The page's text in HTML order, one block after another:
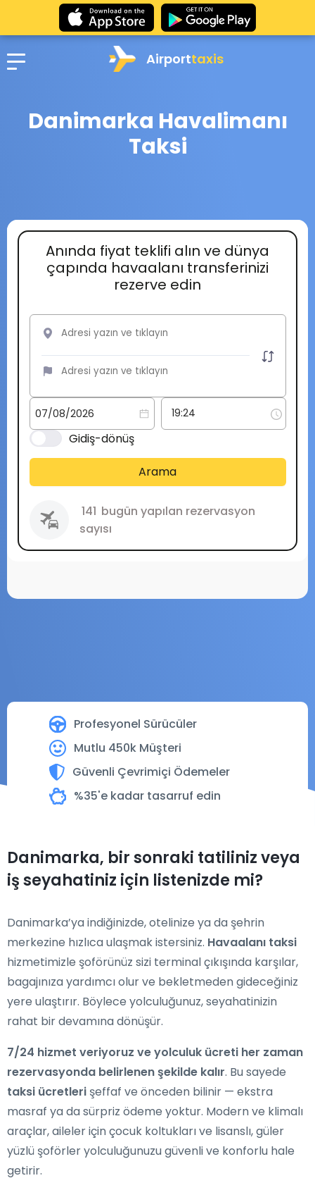
Airporttaxis
Danimarka Havalimanı
Taksi
Profesyonel Sürücüler
Mutlu 450k Müşteri
Güvenli Çevrimiçi Ödemeler
%35'e kadar tasarruf edin
Anında fiyat teklifi alın ve dünya
çapında havaalanı transferinizi
rezerve edin
Gidiş-dönüş
Arama
141 bugün yapılan rezervasyon
sayısı
Danimarka, bir sonraki tatiliniz veya
iş seyahatiniz için listenizde mi?
Danimarka’ya indiğinizde, otelinize ya da şehrin
merkezine hızlıca ulaşmak istersiniz. Havaalanı taksi
hizmetimizle şoförünüz sizi terminal çıkışında karşılar,
bagajınıza yardımcı olur ve bekletmeden gideceğiniz
yere ulaştırır. Böylece yolculuğunuz, seyahatinizin
rahat bir devamına dönüşür.
7/24 hizmet veriyoruz ve yolculuk ücreti her zaman
rezervasyonda belirlenen şekilde kalır. Bu sayede
taksi ücretleri şeffaf ve önceden bilinir — ekstra
masraf ya da sürpriz ödeme yoktur. Modern ve klimalı
araçlar, aileler için çocuk koltukları ve lisanslı, güler
yüzlü şoförler yolculuğunuzu güvenli ve konforlu hale
getirir.